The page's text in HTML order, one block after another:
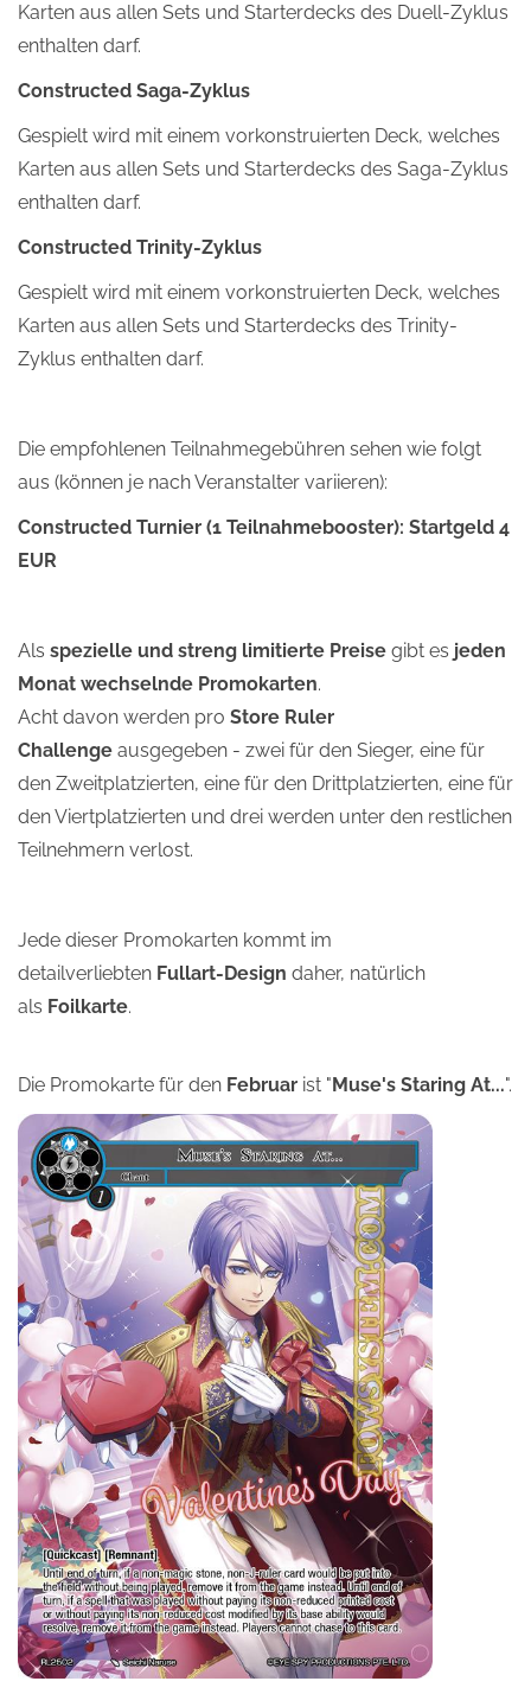
Karten aus allen Sets und Starterdecks des Duell-Zyklus
enthalten darf.
Constructed Saga-Zyklus
Gespielt wird mit einem vorkonstruierten Deck, welches
Karten aus allen Sets und Starterdecks des Saga-Zyklus
enthalten darf.
Constructed Trinity-Zyklus
Gespielt wird mit einem vorkonstruierten Deck, welches
Karten aus allen Sets und Starterdecks des Trinity-
Zyklus enthalten darf.
Die empfohlenen Teilnahmegebühren sehen wie folgt
aus (können je nach Veranstalter variieren):
Constructed Turnier (1 Teilnahmebooster): Startgeld 4
EUR
Als spezielle und streng limitierte Preise gibt es jeden
Monat wechselnde Promokarten.
Acht davon werden pro Store Ruler
Challenge ausgegeben - zwei für den Sieger, eine für
den Zweitplatzierten, eine für den Drittplatzierten, eine für
den Viertplatzierten und drei werden unter den restlichen
Teilnehmern verlost.
Jede dieser Promokarten kommt im
detailverliebten Fullart-Design daher, natürlich
als Foilkarte.
Die Promokarte für den Februar ist " Muse's Staring At...".